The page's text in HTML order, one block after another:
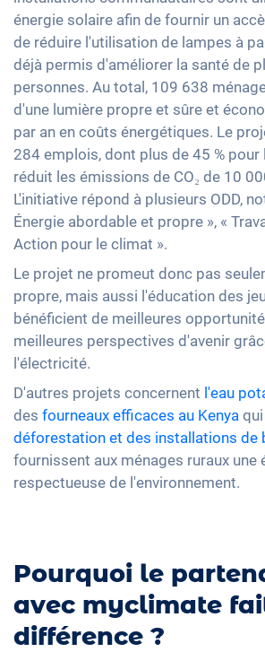
énergie solaire afin de fournir un
de réduire l'utilisation de lampes à
déjà permis d'améliorer la santé de
personnes. Au total, 109 638
d'une lumière propre et sûre et
par an en coûts énergétiques. Le
284 emplois, dont plus de 45 % pour
réduit les émissions de CO₂ de 10
L'initiative répond à plusieurs ODD,
Énergie abordable et propre », «
Action pour le climat ».
Le projet ne promeut donc pas
propre, mais aussi l'éducation des
bénéficient de meilleures
meilleures perspectives d'avenir
l'électricité.
D'autres projets concernent l'eau
des fourneaux efficaces au Kenya
déforestation et des installations de
fournissent aux ménages ruraux une
respectueuse de l'environnement.
Pourquoi le
avec myclimate
différence ?